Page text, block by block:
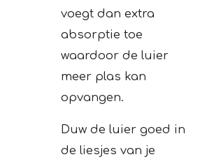
voegt dan extra
absorptie toe
waardoor de luier
meer plas kan
opvangen.
Duw de luier goed in
de liesjes van je